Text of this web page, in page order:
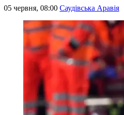
05 червня, 08:00 Саудівська Аравія